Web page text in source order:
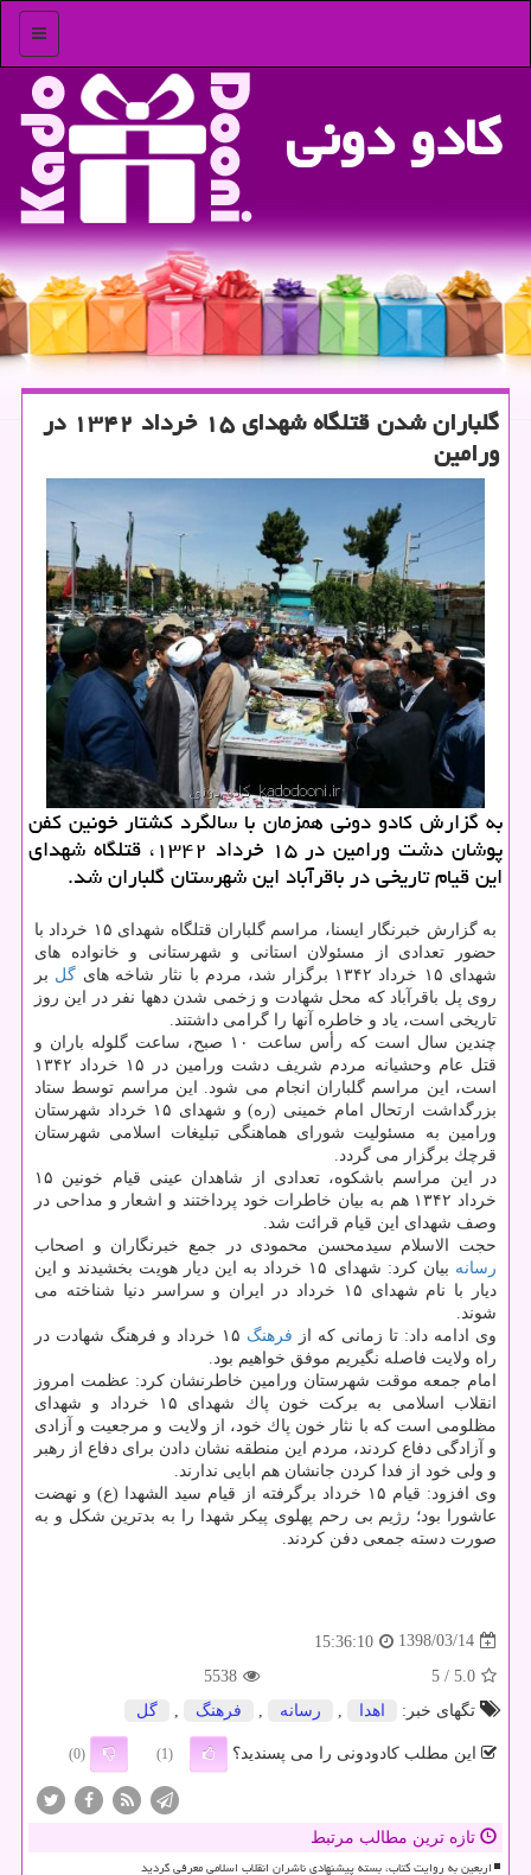
منو
كادو دونی
گلباران شدن قتلگاه شهدای ۱۵ خرداد ۱۳۴۲ در
ورامین
به گزارش كادو دونی همزمان با سالگرد كشتار خونین كفن
پوشان دشت ورامین در ۱۵ خرداد ۱۳۴۲، قتلگاه شهدای
این قیام تاریخی در باقرآباد این شهرستان گلباران شد.
به گزارش خبرنگار ایسنا، مراسم گلباران قتلگاه شهدای ۱۵ خرداد با
حضور تعدادی از مسئولان استانی و شهرستانی و خانواده های
شهدای ۱۵ خرداد ۱۳۴۲ برگزار شد، مردم با نثار شاخه های
گل بر
روی پل باقرآباد كه محل شهادت و زخمی شدن دهها نفر در این روز
تاریخی است، یاد و خاطره آنها را گرامی داشتند.
چندین سال است كه رأس ساعت ۱۰ صبح، ساعت گلوله باران و
قتل عام وحشیانه مردم شریف دشت ورامین در ۱۵ خرداد ۱۳۴۲
است، این مراسم گلباران انجام می شود. این مراسم توسط ستاد
بزرگداشت ارتحال امام خمینی (ره) و شهدای ۱۵ خرداد شهرستان
ورامین به مسئولیت شورای هماهنگی تبلیغات اسلامی شهرستان
قرچك برگزار می گردد.
در این مراسم باشكوه، تعدادی از شاهدان عینی قیام خونین ۱۵
خرداد ۱۳۴۲ هم به بیان خاطرات خود پرداختند و اشعار و مداحی در
وصف شهدای این قیام قرائت شد.
حجت الاسلام سیدمحسن محمودی در جمع خبرنگاران و اصحاب
رسانه
بیان كرد: شهدای ۱۵ خرداد به این دیار هویت بخشیدند و این
دیار با نام شهدای ۱۵ خرداد در ایران و سراسر دنیا شناخته می
شوند.
وی ادامه داد: تا زمانی كه از فرهنگ
۱۵ خرداد و فرهنگ شهادت در
راه ولایت فاصله نگیریم موفق خواهیم بود.
امام جمعه موقت شهرستان ورامین خاطرنشان كرد: عظمت امروز
انقلاب اسلامی به بركت خون پاك شهدای ۱۵ خرداد و شهدای
مظلومی است كه با نثار خون پاك خود، از ولایت و مرجعیت و آزادی
و آزادگی دفاع كردند، مردم این منطقه نشان دادن برای دفاع از رهبر
و ولی خود از فدا كردن جانشان هم ابایی ندارند.
وی افزود: قیام ۱۵ خرداد برگرفته از قیام سید الشهدا (ع) و نهضت
عاشورا بود؛ رژیم بی رحم پهلوی پیكر شهدا را به بدترین شكل و به
صورت دسته جمعی دفن كردند.
1398/03/14
15:36:10
5.0
/ 5
5538
تگهای خبر:
اهدا رسانه فرهنگ گل
این مطلب کادودونی را می پسندید؟ (1)
(0)
تازه ترین مطالب مرتبط
اربعین به روایت کتاب، بسته پیشنهادی ناشران انقلاب اسلامی معرفی گردید